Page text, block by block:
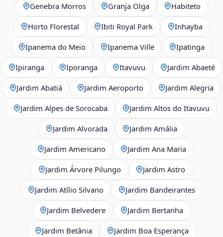
Genebra Morros Granja Olga Habiteto
Horto Florestal Ibiti Royal Park Inhayba
Ipanema do Meio Ipanema Ville Ipatinga
Ipiranga Iporanga Itavuvu Jardim Abaeté
Jardim Abatiá Jardim Aeroporto Jardim Alegria
Jardim Alpes de Sorocaba Jardim Altos do Itavuvu
Jardim Alvorada Jardim Amália
Jardim Americano Jardim Ana Maria
Jardim Árvore Pilungo Jardim Astro
Jardim Atílio Silvano Jardim Bandeirantes
Jardim Belvedere Jardim Bertanha
Jardim Betânia Jardim Boa Esperança